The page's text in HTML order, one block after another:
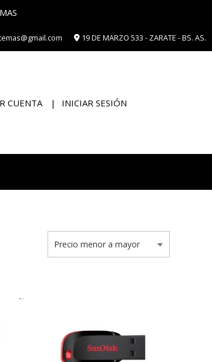
19 DE MARZO 533 - ZARATE - BS. AS.
CUENTA INICIAR SESIÓN